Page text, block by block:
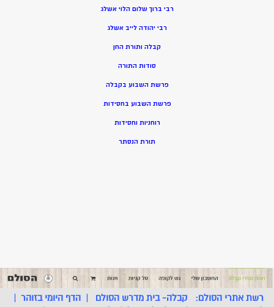
רבי ברוך שלום הלוי אשלג
רבי יהודה לייב אשלג
קבלה ותורת החן
סודות התורה
פרשת השבוע בקבלה
פרשת השבוע בחסידות
רוחניות וחסידות
תורת הנסתר
רשת אתרי הסולם: קבלה- בית מדרש הסולם |הדף היומי בזוהר |